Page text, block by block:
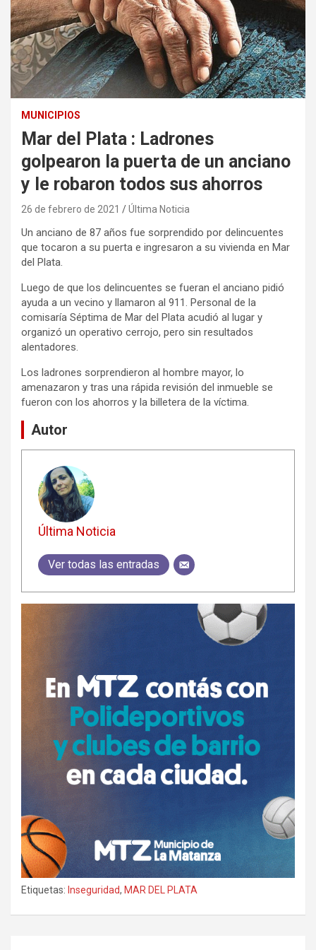
MUNICIPIOS
Mar del Plata : Ladrones
golpearon la puerta de un anciano
y le robaron todos sus ahorros
26 de febrero de 2021 Última Noticia
Un anciano de 87 años fue sorprendido por delincuentes
que tocaron a su puerta e ingresaron a su vivienda en Mar
del Plata.
Luego de que los delincuentes se fueran el anciano pidió
ayuda a un vecino y llamaron al 911. Personal de la
comisaría Séptima de Mar del Plata acudió al lugar y
organizó un operativo cerrojo, pero sin resultados
alentadores.
Los ladrones sorprendieron al hombre mayor, lo
amenazaron y tras una rápida revisión del inmueble se
fueron con los ahorros y la billetera de la víctima.
Autor
Última Noticia
Ver todas las entradas
Etiquetas: Inseguridad, MAR DEL PLATA